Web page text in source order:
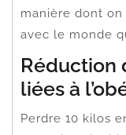
manière dont
avec le monde
Réduction
liées à
Perdre 10 kilos